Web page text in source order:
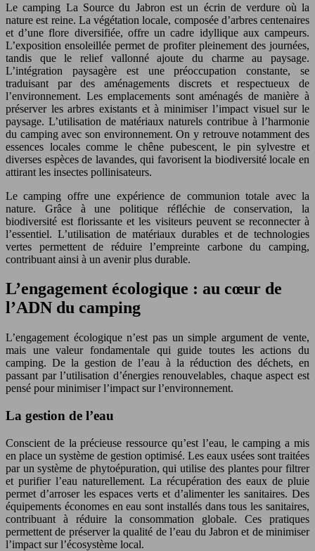
Le camping La Source du Jabron est un écrin de verdure où la
nature est reine. La végétation locale, composée d’arbres centenaires
et d’une flore diversifiée, offre un cadre idyllique aux campeurs.
L’exposition ensoleillée permet de profiter pleinement des journées,
tandis que le relief vallonné ajoute du charme au paysage.
L’intégration paysagère est une préoccupation constante, se
traduisant par des aménagements discrets et respectueux de
l’environnement. Les emplacements sont aménagés de manière à
préserver les arbres existants et à minimiser l’impact visuel sur le
paysage. L’utilisation de matériaux naturels contribue à l’harmonie
du camping avec son environnement. On y retrouve notamment des
essences locales comme le chêne pubescent, le pin sylvestre et
diverses espèces de lavandes, qui favorisent la biodiversité locale en
attirant les insectes pollinisateurs.
Le camping offre une expérience de communion totale avec la
nature. Grâce à une politique réfléchie de conservation, la
biodiversité est florissante et les visiteurs peuvent se reconnecter à
l’essentiel. L’utilisation de matériaux durables et de technologies
vertes permettent de réduire l’empreinte carbone du camping,
contribuant ainsi à un avenir plus durable.
L’engagement écologique : au cœur de
l’ADN du camping
L’engagement écologique n’est pas un simple argument de vente,
mais une valeur fondamentale qui guide toutes les actions du
camping. De la gestion de l’eau à la réduction des déchets, en
passant par l’utilisation d’énergies renouvelables, chaque aspect est
pensé pour minimiser l’impact sur l’environnement.
La gestion de l’eau
Conscient de la précieuse ressource qu’est l’eau, le camping a mis
en place un système de gestion optimisé. Les eaux usées sont traitées
par un système de phytoépuration, qui utilise des plantes pour filtrer
et purifier l’eau naturellement. La récupération des eaux de pluie
permet d’arroser les espaces verts et d’alimenter les sanitaires. Des
équipements économes en eau sont installés dans tous les sanitaires,
contribuant à réduire la consommation globale. Ces pratiques
permettent de préserver la qualité de l’eau du Jabron et de minimiser
l’impact sur l’écosystème local.